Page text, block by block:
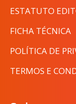
ESTATUTO
FICHA TÉCNICA
POLÍTICA DE
TERMOS E